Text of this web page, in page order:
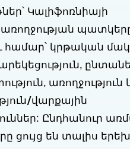
Կալիֆոռնիայի
համար՝ կրթական
առողջություն
վարքային
Ընդհանուր
ցույց են տալիս